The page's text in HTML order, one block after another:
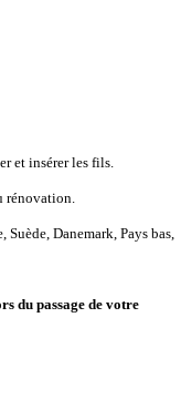
et insérer les fils.
rénovation.
Danemark, Pays bas,
du passage de votre